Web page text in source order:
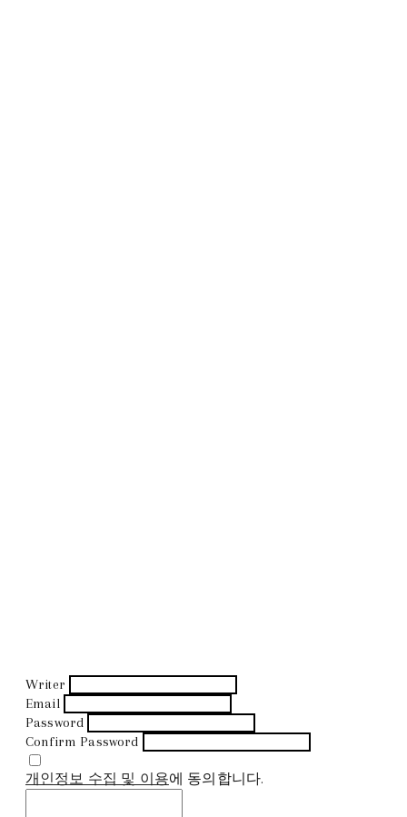
Writer
Email
Password
Confirm Password
개인정보 수집 및 이용에 동의합니다.